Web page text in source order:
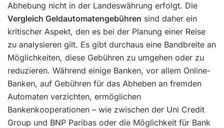
Abhebung nicht in der Landeswährung erfolgt. Die
Vergleich Geldautomatengebühren sind daher ein
kritischer Aspekt, den es bei der Planung einer Reise
zu analysieren gilt. Es gibt durchaus eine Bandbreite an
Möglichkeiten, diese Gebühren zu umgehen oder zu
reduzieren. Während einige Banken, vor allem Online-
Banken, auf Gebühren für das Abheben an fremden
Automaten verzichten, ermöglichen
Bankenkooperationen – wie zwischen der Uni Credit
Group und BNP Paribas oder die Möglichkeit für Bank